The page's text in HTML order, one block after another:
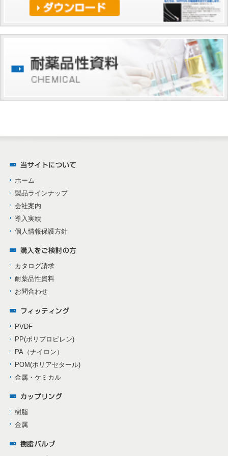
ホーム
製品ラインナップ
会社案内
導入実績
個人情報保護方針
カタログ請求
耐薬品性資料
お問合わせ
PVDF
PP(ポリプロピレン)
PA（ナイロン）
POM(ポリアセタール)
金属・ケミカル
樹脂
金属